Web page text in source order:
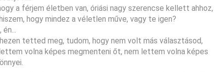
a férjem életben van, óriási nagy szerencse kellett ahhoz,
hogy mindez a véletlen műve, vagy te igen?
tetted meg, tudom, hogy nem volt más választásod,
volna képes megmenteni őt, nem lettem volna képes